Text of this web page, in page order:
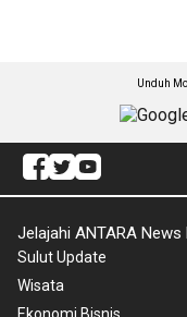
Unduh
Jelajahi ANTARA News
Sulut Update
Wisata